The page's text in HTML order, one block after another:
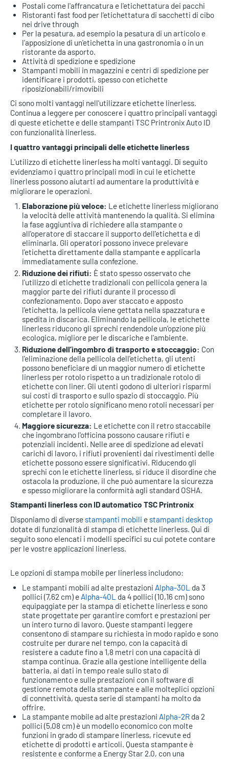
Postali come l'affrancatura e l'etichettatura dei pacchi
Ristoranti fast food per l'etichettatura di sacchetti di cibo
nei drive through
Per la pesatura, ad esempio la pesatura di un articolo e
l'apposizione di un'etichetta in una gastronomia o in un
ristorante da asporto.
Attività di spedizione e spedizione
Stampanti mobili in magazzini e centri di spedizione per
identificare i prodotti, spesso con etichette
riposizionabili/rimovibili
Ci sono molti vantaggi nell'utilizzare etichette linerless.
Continua a leggere per conoscere i quattro principali vantaggi
di queste etichette e delle stampanti TSC Printronix Auto ID
con funzionalità linerless.
I quattro vantaggi principali delle etichette linerless
L'utilizzo di etichette linerless ha molti vantaggi. Di seguito
evidenziamo i quattro principali modi in cui le etichette
linerless possono aiutarti ad aumentare la produttività e
migliorare le operazioni.
Elaborazione più veloce: Le etichette linerless migliorano
la velocità delle attività mantenendo la qualità. Si elimina
la fase aggiuntiva di richiedere alla stampante o
all'operatore di staccare il supporto dell'etichetta e di
eliminarla. Gli operatori possono invece prelevare
l'etichetta direttamente dalla stampante e applicarla
immediatamente sulla confezione.
Riduzione dei rifiuti: È stato spesso osservato che
l'utilizzo di etichette tradizionali con pellicola genera la
maggior parte dei rifiuti durante il processo di
confezionamento. Dopo aver staccato e apposto
l'etichetta, la pellicola viene gettata nella spazzatura e
spedita in discarica. Eliminando la pellicola, le etichette
linerless riducono gli sprechi rendendole un'opzione più
ecologica, migliore per le discariche e l'ambiente.
Riduzione dell’ingombro di trasporto e stoccaggio: Con
l'eliminazione della pellicola dell'etichetta, gli utenti
possono beneficiare di un maggior numero di etichette
linerless per rotolo rispetto a un tradizionale rotolo di
etichette con liner. Gli utenti godono di ulteriori risparmi
sui costi di trasporto e sullo spazio di stoccaggio. Più
etichette per rotolo significano meno rotoli necessari per
completare il lavoro.
Maggiore sicurezza: Le etichette con il retro staccabile
che ingombrano l'officina possono causare rifiuti e
potenziali incidenti. Nelle aree di spedizione ad elevati
carichi di lavoro, i rifiuti provenienti dai rivestimenti delle
etichette possono essere significativi. Riducendo gli
sprechi con le etichette linerless, si riduce il disordine che
ostacola la produzione, il che può aumentare la sicurezza
e spesso migliorare la conformità agli standard OSHA.
Stampanti linerless con ID automatico TSC Printronix
Disponiamo di diverse stampanti mobili e stampanti desktop
dotate di funzionalità di stampa di etichette linerless. Qui di
seguito sono elencati i modelli specifici su cui potete contare
per le vostre applicazioni linerless.
Le opzioni di stampa mobile per linerless includono:
Le stampanti mobili ad alte prestazioni Alpha-30L da 3
pollici (7,62 cm) e Alpha-40L da 4 pollici (10,16 cm) sono
equipaggiate per la stampa di etichette linerless e sono
state progettate per garantire comfort e prestazioni per
un intero turno di lavoro. Queste stampanti leggere
consentono di stampare su richiesta in modo rapido e sono
costruite per durare nel tempo, con la capacità di
resistere a cadute fino a 1,8 metri con una capacità di
stampa continua. Grazie alla gestione intelligente della
batteria, ai dati in tempo reale sullo stato di
funzionamento e sulle prestazioni con il software di
gestione remota della stampante e alle molteplici opzioni
di connettività, questa serie di stampanti ha molto da
offrire.
La stampante mobile ad alte prestazioni Alpha-2R da 2
pollici (5,08 cm) è un modello economico con molte
funzioni in grado di stampare linerless, ricevute ed
etichette di prodotti e articoli. Questa stampante è
resistente e conforme a Energy Star 2.0, con una